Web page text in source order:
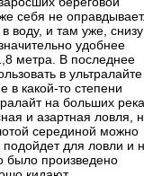
себя не оправдывает.
воду, и там уже, снизу
удобнее
метра. В последнее
в ультралайте
в какой-то степени
на больших
и азартная ловля,
серединой можно
для ловли и
было произведено